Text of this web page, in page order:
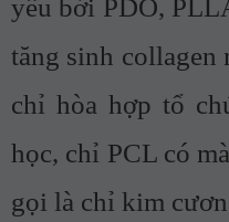
yếu bởi PDO,
tăng sinh collagen
chỉ hòa hợp tổ
học, chỉ PCL có
gọi là chỉ kim